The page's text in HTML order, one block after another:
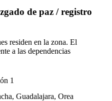
de paz / registro
residen en la zona. El
a las dependencias
1
Guadalajara, Orea